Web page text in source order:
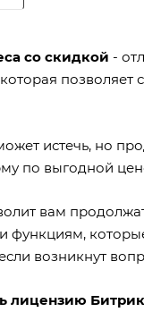
со скидкой -
истечь, но
по выгодной
вам
возникнут
лицензию